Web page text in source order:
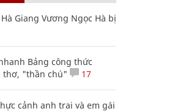
Giang Vương Ngọc Hà bị
Bảng công thức
thơ, "thần chú"
17
cảnh anh trai và em gái